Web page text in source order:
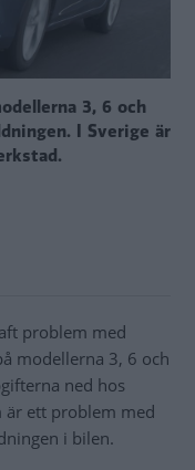
3, 6 och
I Sverige är
problem med
modellerna 3, 6 och
ned hos
är ett problem med
i bilen.